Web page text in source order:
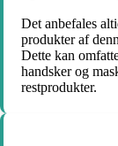
Det anbefales
produkter af
Dette kan
handsker og
restprodukter.